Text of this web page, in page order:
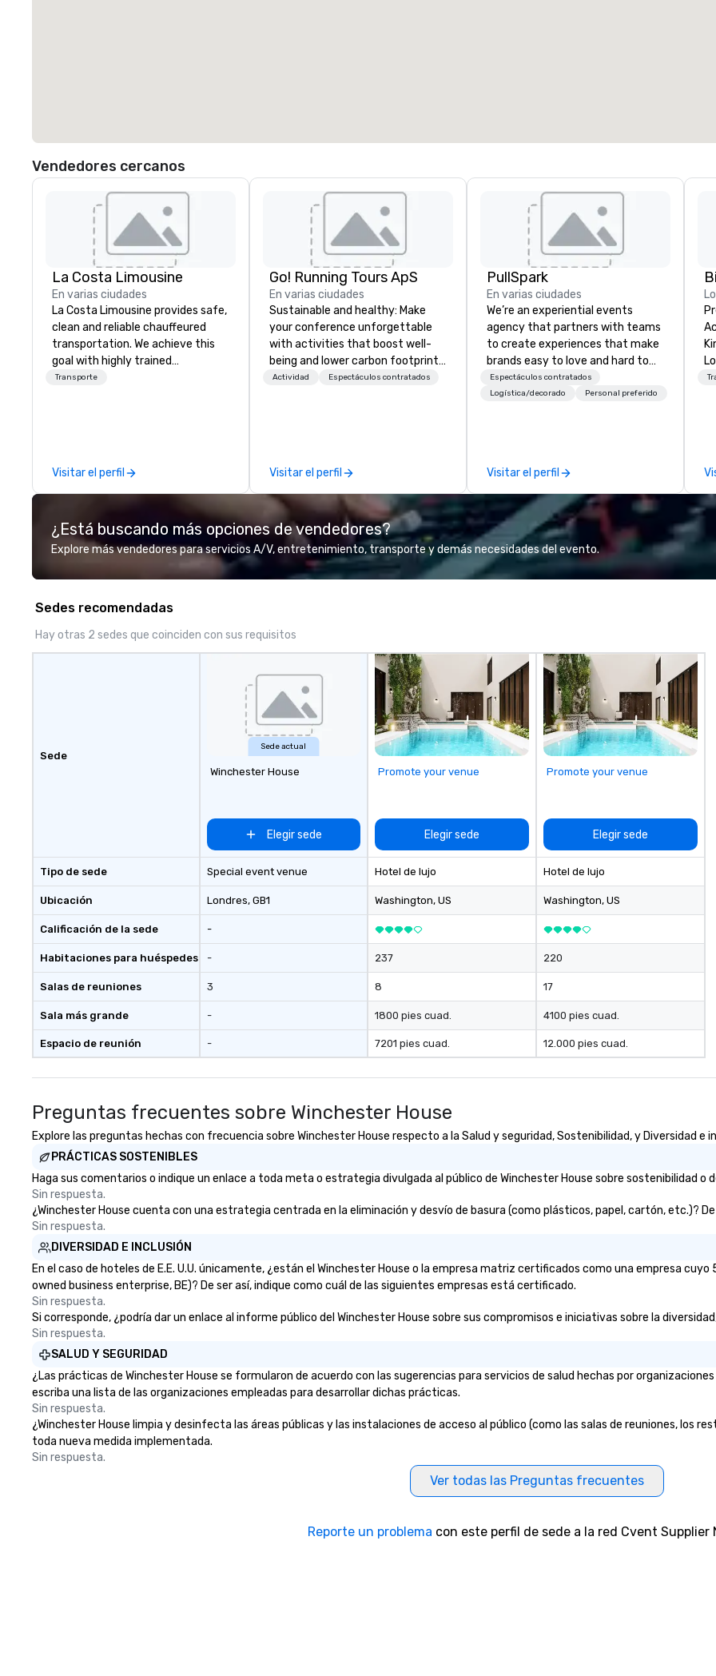
Vendedores cercanos
La Costa Limousine
En varias ciudades
La Costa Limousine provides safe,
clean and reliable chauffeured
transportation. We achieve this
goal with highly trained
chauffeurs, the newest vehicles
perfectly maintained fleet of late
model luxury vehicles to the
professional team of chauffeurs
and support staff; you will know
Costa Limousine.
Transporte
Visitar el perfil
Go! Running Tours ApS
En varias ciudades
Sustainable and healthy: Make
your conference unforgettable
with activities that boost well-
being and lower carbon footprints.
Explore the world on the run with
Actividad Espectáculos contratados
Visitar el perfil
PullSpark
En varias ciudades
We’re an experiential events
agency that partners with teams
to create experiences that make
brands easy to love and hard to
forget. Most companies already
know what makes them easy to
Espectáculos contratados
Logística/decorado
Personal preferido
Visitar el perfil
6
¿Está buscando más opciones de vendedores?
Explore más vendedores para servicios A/V, entretenimiento, transporte y demás necesidades del evento.
Sedes recomendadas
Hay otras 2 sedes que coinciden con sus requisitos
Sede
Tipo de sede
Ubicación
Calificación de la sede
Habitaciones para huéspedes
Salas de reuniones
Sala más grande
Espacio de reunión
Sede actual
Winchester House
Elegir sede
Special event venue
Londres, GB1
-
-
3
-
-
Promote your venue
Elegir sede
Hotel de lujo
Washington, US
237
8
1800 pies cuad.
7201 pies cuad.
Promote your venue
Elegir sede
Hotel de lujo
Washington, US
220
17
4100 pies cuad.
12.000 pies cuad.
Preguntas frecuentes sobre Winchester House
Explore las preguntas hechas con frecuencia sobre Winchester House respecto a la Salud y seguridad, Sostenibilidad, y Diversidad e
PRÁCTICAS SOSTENIBLES
Haga sus comentarios o indique un enlace a toda meta o estrategia divulgada al público de Winchester House sobre sostenibilidad o
Sin respuesta.
¿Winchester House cuenta con una estrategia centrada en la eliminación y desvío de basura (como plásticos, papel, cartón, etc.)?
Sin respuesta.
DIVERSIDAD E INCLUSIÓN
En el caso de hoteles de E.E. U.U. únicamente, ¿están el Winchester House o la empresa matriz certificados como una empresa
owned business enterprise, BE)? De ser así, indique como cuál de las siguientes empresas está certificado.
Sin respuesta.
Si corresponde, ¿podría dar un enlace al informe público del Winchester House sobre sus compromisos e iniciativas sobre la
Sin respuesta.
SALUD Y SEGURIDAD
¿Las prácticas de Winchester House se formularon de acuerdo con las sugerencias para servicios de salud hechas por
escriba una lista de las organizaciones empleadas para desarrollar dichas prácticas.
Sin respuesta.
¿Winchester House limpia y desinfecta las áreas públicas y las instalaciones de acceso al público (como las salas de reuniones, los
toda nueva medida implementada.
Sin respuesta.
Ver todas las Preguntas frecuentes
Reporte un problema con este perfil de sede a la red Cvent Supplier